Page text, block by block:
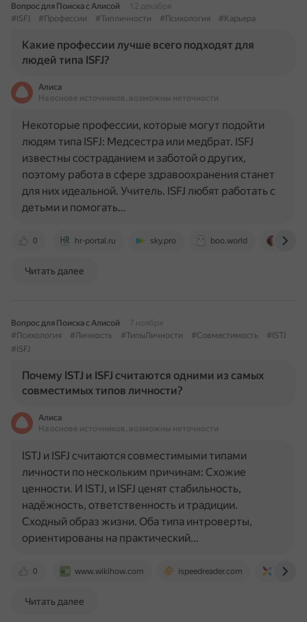
Вопрос для Поиска с Алисой
12 декабря
#ISFJ
#Профессии #Типличности #Психология #Карьера
Какие профессии лучше всего подходят для
людей типа ISFJ?
Алиса
На основе источников, возможны неточности
0 hr-portal.ru sky.pro boo.world my-
Некоторые профессии, которые могут подойти
людям типа ISFJ: Медсестра или медбрат. ISFJ
известны состраданием и заботой о других,
поэтому работа в сфере здравоохранения станет
для них идеальной. Учитель. ISFJ любят работать с
детьми и помогать…
Читать далее
Вопрос для Поиска с Алисой
7 ноября
#Психология
#Личность #ТипыЛичности #Совместимость
#ISTJ
#ISFJ
Почему ISTJ и ISFJ считаются одними из самых
совместимых типов личности?
Алиса
На основе источников, возможны неточности
0 www.wikihow.com ispeedreader.com
ISTJ и ISFJ считаются совместимыми типами
личности по нескольким причинам: Схожие
ценности. И ISTJ, и ISFJ ценят стабильность,
надёжность, ответственность и традиции.
Сходный образ жизни. Оба типа интроверты,
ориентированы на практический…
Читать далее